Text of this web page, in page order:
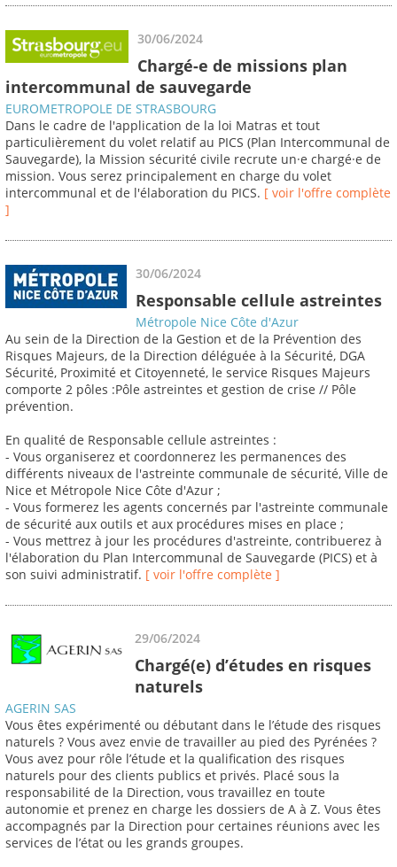
30/06/2024
Chargé-e de missions plan
intercommunal de sauvegarde
EUROMETROPOLE DE STRASBOURG
Dans le cadre de l'application de la loi Matras et tout
particulièrement du volet relatif au PICS (Plan Intercommunal de
Sauvegarde), la Mission sécurité civile recrute un·e chargé·e de
mission. Vous serez principalement en charge du volet
intercommunal et de l'élaboration du PICS. [ voir l'offre complète
]
30/06/2024
Responsable cellule astreintes
Métropole Nice Côte d'Azur
Au sein de la Direction de la Gestion et de la Prévention des
Risques Majeurs, de la Direction déléguée à la Sécurité, DGA
Sécurité, Proximité et Citoyenneté, le service Risques Majeurs
comporte 2 pôles :Pôle astreintes et gestion de crise // Pôle
prévention.
En qualité de Responsable cellule astreintes :
- Vous organiserez et coordonnerez les permanences des
différents niveaux de l'astreinte communale de sécurité, Ville de
Nice et Métropole Nice Côte d'Azur ;
- Vous formerez les agents concernés par l'astreinte communale
de sécurité aux outils et aux procédures mises en place ;
- Vous mettrez à jour les procédures d'astreinte, contribuerez à
l'élaboration du Plan Intercommunal de Sauvegarde (PICS) et à
son suivi administratif. [ voir l'offre complète ]
29/06/2024
Chargé(e) d’études en risques
naturels
AGERIN SAS
Vous êtes expérimenté ou débutant dans le l’étude des risques
naturels ? Vous avez envie de travailler au pied des Pyrénées ?
Vous avez pour rôle l’étude et la qualification des risques
naturels pour des clients publics et privés. Placé sous la
responsabilité de la Direction, vous travaillez en toute
autonomie et prenez en charge les dossiers de A à Z. Vous êtes
accompagnés par la Direction pour certaines réunions avec les
services de l’état ou les grands groupes.